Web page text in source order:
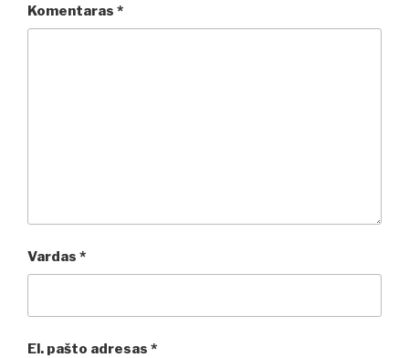
Komentaras *
Vardas *
El. pašto adresas *